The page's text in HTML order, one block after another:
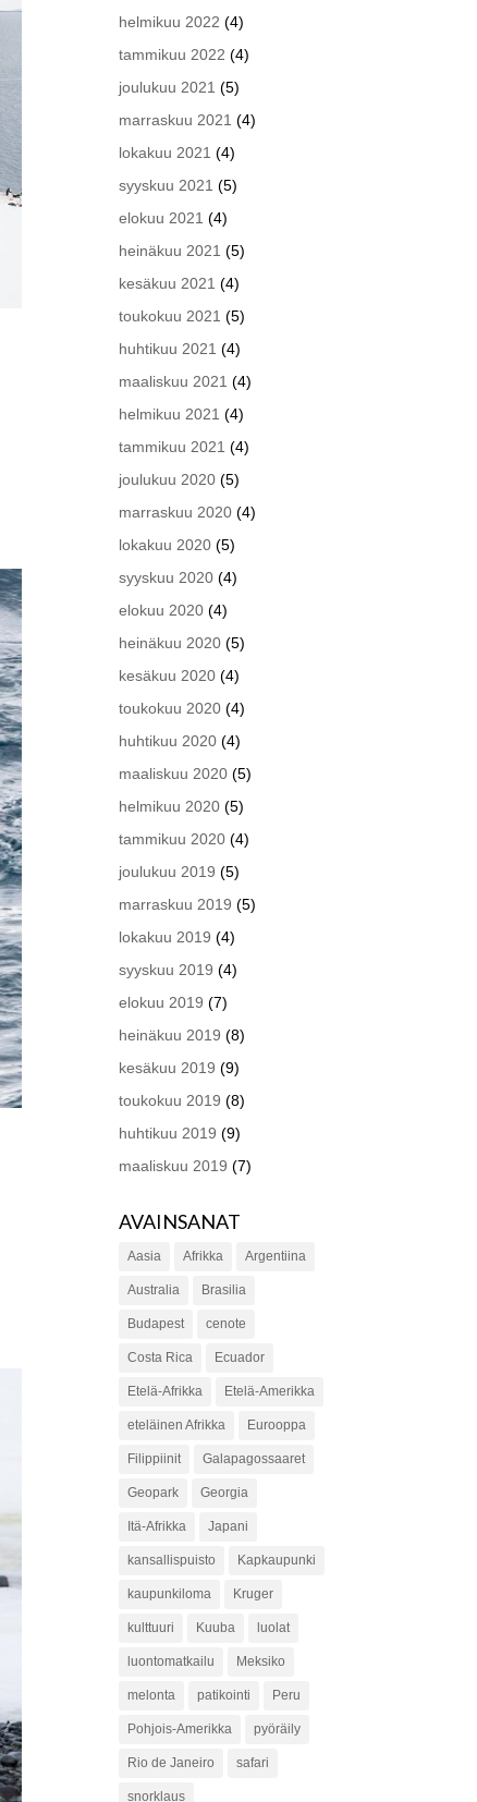
helmikuu 2022 (4)
tammikuu 2022 (4)
joulukuu 2021 (5)
marraskuu 2021 (4)
lokakuu 2021 (4)
syyskuu 2021 (5)
elokuu 2021 (4)
heinäkuu 2021 (5)
kesäkuu 2021 (4)
toukokuu 2021 (5)
huhtikuu 2021 (4)
maaliskuu 2021 (4)
helmikuu 2021 (4)
tammikuu 2021 (4)
joulukuu 2020 (5)
marraskuu 2020 (4)
lokakuu 2020 (5)
syyskuu 2020 (4)
elokuu 2020 (4)
heinäkuu 2020 (5)
kesäkuu 2020 (4)
toukokuu 2020 (4)
huhtikuu 2020 (4)
maaliskuu 2020 (5)
helmikuu 2020 (5)
tammikuu 2020 (4)
joulukuu 2019 (5)
marraskuu 2019 (5)
lokakuu 2019 (4)
syyskuu 2019 (4)
elokuu 2019 (7)
heinäkuu 2019 (8)
kesäkuu 2019 (9)
toukokuu 2019 (8)
huhtikuu 2019 (9)
maaliskuu 2019 (7)
AVAINSANAT
Aasia Afrikka Argentiina
Australia Brasilia
Budapest cenote
Costa Rica Ecuador
Etelä-Afrikka Etelä-Amerikka
eteläinen Afrikka Eurooppa
Filippiinit Galapagossaaret
Geopark Georgia
Itä-Afrikka Japani
kansallispuisto Kapkaupunki
kaupunkiloma Kruger
kulttuuri Kuuba luolat
luontomatkailu Meksiko
melonta patikointi Peru
Pohjois-Amerikka pyöräily
Rio de Janeiro safari
snorklaus